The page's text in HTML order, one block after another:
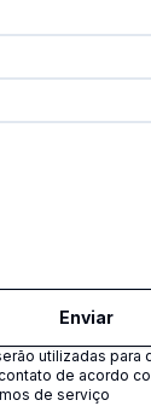
Enviar
utilizadas para
de acordo
de serviço